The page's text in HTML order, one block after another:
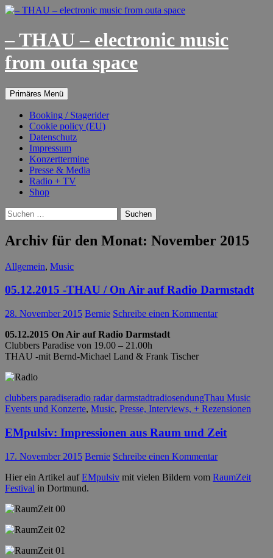
– THAU – electronic music
from outa space
Suchen
Primäres Menü
Inhalt
Booking / Stagerider
Cookie policy (EU)
Datenschutz
Impressum
Konzerttermine
Presse & Media
Radio + TV
Shop
Suchen
nach:
Archiv für den Monat: November 2015
Allgemein, Music
05.12.2015 -THAU / On Air auf Radio Darmstadt
28. November 2015 Bernie Schreibe einen Kommentar
05.12.2015 On Air auf Radio Darmstadt
Clubbers Paradise von 19.00 – 21.00h
THAU -mit Bernd-Michael Land & Frank Tischer
clubbers paradiseradio radar darmstadtradiosendungThau Music
Events und Konzerte, Music, Presse, Interviews, + Rezensionen
EMpulsiv: Impressionen aus Raum und Zeit
17. November 2015 Bernie Schreibe einen Kommentar
Hier ein Artikel aufEMpulsiv mit vielen Bildern vom RaumZeit
Festival in Dortmund.